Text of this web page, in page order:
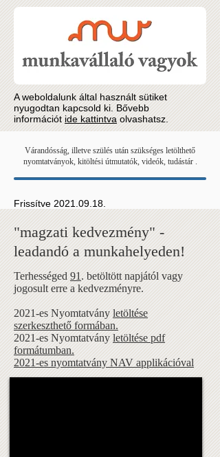
A weboldalunk által használt sütiket
nyugodtan kapcsold ki. Bővebb
információtide kattintva olvashatsz.
Várandósság, illetve szülés után szükséges letölthető
nyomtatványok, kitöltési útmutatók, videók, tudástár .
Frissítve 2021.09.18
"magzati kedvezmény" -
leadandó a munkahelyeden!
Terhességed 91. betöltött napjától vagy
jogosult erre a kedvezményre.
2021-es Nyomtatványletöltése
szerkeszthető formában.
2021-es Nyomtatvány letöltése pdf
formátumban.
2021-es nyomtatvány NAV applikációval